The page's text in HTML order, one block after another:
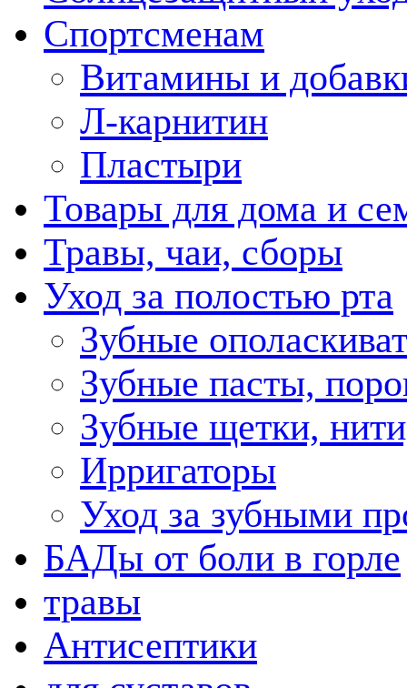
Спортсменам
Витамины и
Л-карнитин
Пластыри
Товары для дома и
Травы, чаи, сборы
Уход за полостью рта
Зубные
Зубные пасты,
Зубные щетки,
Ирригаторы
Уход за зубными
БАДы от боли в горле
травы
Антисептики